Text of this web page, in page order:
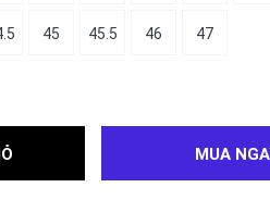
45 45.5 46 47
MUA